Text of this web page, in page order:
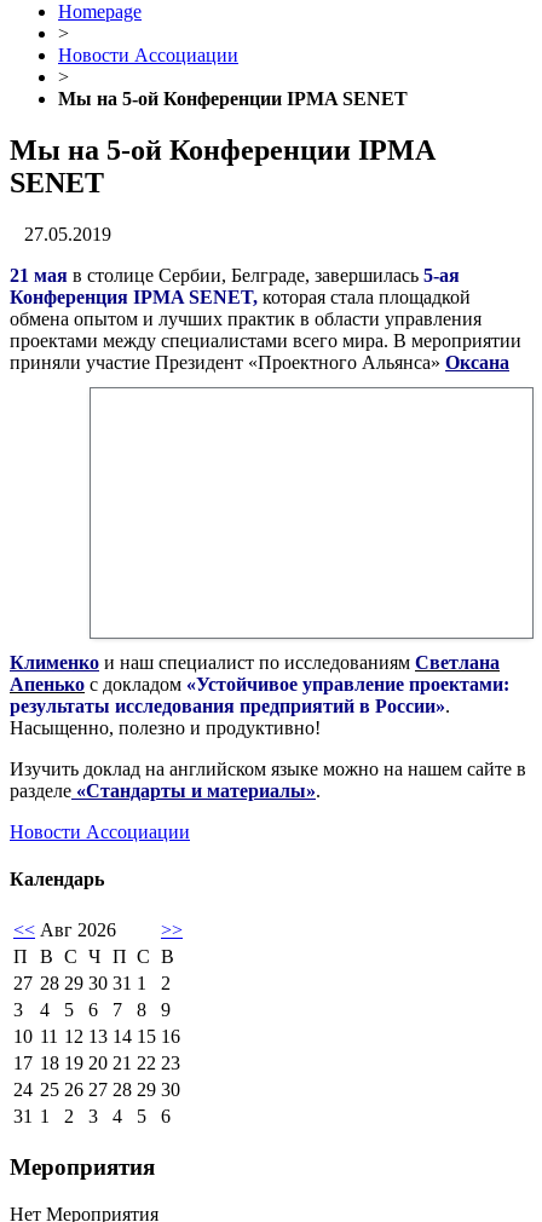
Homepage
>
Новости Ассоциации
>
Мы на 5-ой Конференции IPMA SENET
Мы на 5-ой Конференции IPMA
SENET
27.05.2019
21 мая в столице Сербии, Белграде, завершилась 5-ая
Конференция IPMA SENET, которая стала площадкой
обмена опытом и лучших практик в области управления
проектами между специалистами всего мира. В мероприятии
приняли участие Президент «Проектного Альянса» Оксана
Клименко и наш специалист по исследованиям Светлана
Апенько с докладом «Устойчивое управление проектами:
результаты исследования предприятий в России».
Насыщенно, полезно и продуктивно!
Изучить доклад на английском языке можно на нашем сайте в
разделе «Стандарты и материалы».
Новости Ассоциации
Календарь
<< Авг 2026
>>
П
В С Ч П С В
27 28 29 30 31 1
2
3
4 5 6 7 8
9
10 11 12 13 14 15 16
17 18 19 20 21 22 23
24 25 26 27 28 29 30
31 1 2 3 4 5 6
Мероприятия
Нет Мероприятия